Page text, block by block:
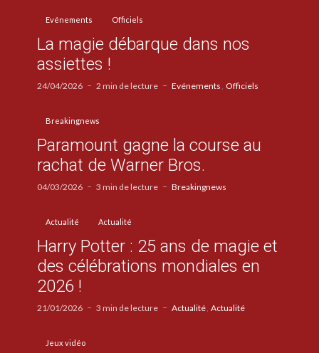
Evénements Officiels
La magie débarque dans nos
assiettes !
24/04/2026 2 min de lecture Evénements Officiels
Breakingnews
Paramount gagne la course au
rachat de Warner Bros.
04/03/2026 3 min de lecture Breakingnews
Actualité Actualité
Harry Potter : 25 ans de magie et
des célébrations mondiales en
2026 !
21/01/2026 3 min de lecture Actualité Actualité
Jeux vidéo